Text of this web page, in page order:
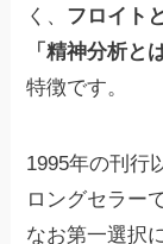
く、 フロイト
「精神分析と
特徴です。
1995年の刊行
ロングセラー
なお第一選択